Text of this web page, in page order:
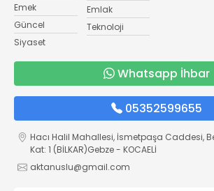
Emek
Güncel
Siyaset
Emlak
Teknoloji
Whatsapp İhbar
05352599655
Hacı Halil Mahallesi, İsmetpaşa Caddesi,
Kat: 1 (BİLKAR)Gebze - KOCAELİ
aktanuslu@gmail.com